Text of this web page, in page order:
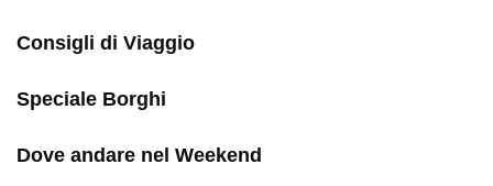
Consigli di Viaggio
Speciale Borghi
Dove andare nel Weekend